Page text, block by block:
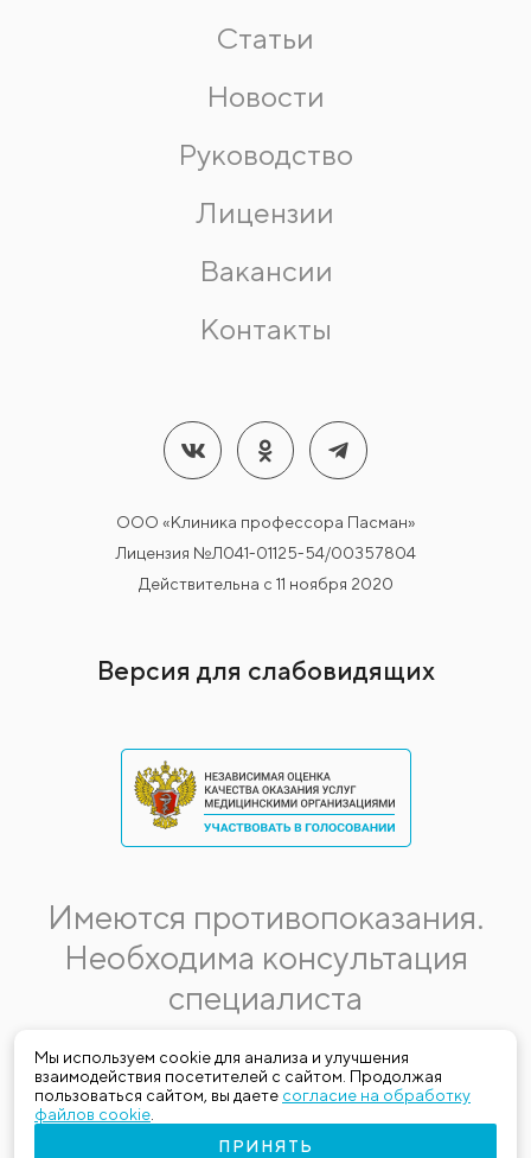
Мы используем cookie для анализа и улучшения
взаимодействия посетителей с сайтом. Продолжая
пользоваться сайтом, вы даете согласие на обработку
файлов cookie
ПРИНЯТЬ
Статьи
Новости
Руководство
Лицензии
Вакансии
Контакты
ООО «Клиника профессора Пасман»
Лицензия №Л041-01125-54/00357804
Действительна с 11 ноября 2020
Версия для слабовидящих
Имеются противопоказания.
Необходима консультация
специалиста
Данная информация не является публичной офертой.
Стоимость, название и спектр услуг могут меняться.
Получить актуальную на момент обращения за медицинской
услугой информацию можно по телефону (383) 303-03-03